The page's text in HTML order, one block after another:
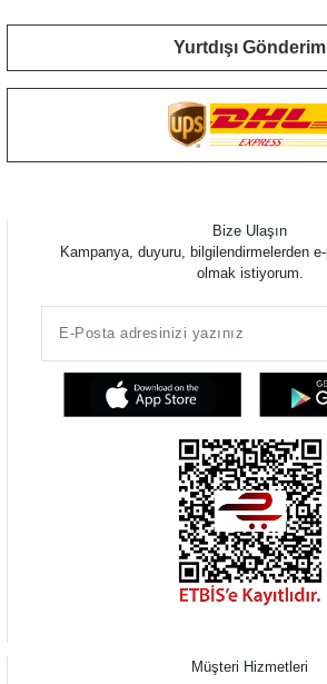
Yurtdışı Gönderim
Bize Ulaşın
Kampanya, duyuru, bilgilendirmelerden
olmak istiyorum.
Müşteri Hizmetleri